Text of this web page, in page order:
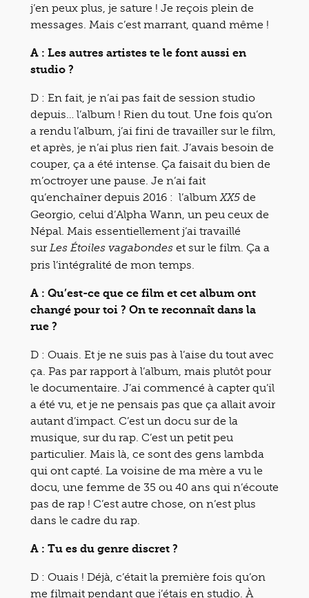
j’en peux plus, je sature ! Je reçois plein de
messages. Mais c’est marrant, quand même !
A : Les autres artistes te le font aussi en
studio ?
D : En fait, je n’ai pas fait de session studio
depuis… l’album ! Rien du tout. Une fois qu’on
a rendu l’album, j’ai fini de travailler sur le film,
et après, je n’ai plus rien fait. J’avais besoin de
couper, ça a été intense. Ça faisait du bien de
m’octroyer une pause. Je n’ai fait
qu’enchaîner depuis 2016 : l’album XX5 de
Georgio, celui d’Alpha Wann, un peu ceux de
Népal. Mais essentiellement j’ai travaillé
surLes Étoiles vagabondes et sur le film. Ça a
pris l’intégralité de mon temps.
A : Qu’est-ce que ce film et cet album ont
changé pour toi ? On te reconnaît dans la
rue ?
D : Ouais. Et je ne suis pas à l’aise du tout avec
ça. Pas par rapport à l’album, mais plutôt pour
le documentaire. J’ai commencé à capter qu’il
a été vu, et je ne pensais pas que ça allait avoir
autant d’impact. C’est un docu sur de la
musique, sur du rap. C’est un petit peu
particulier. Mais là, ce sont des gens lambda
qui ont capté. La voisine de ma mère a vu le
docu, une femme de 35 ou 40 ans qui n’écoute
pas de rap ! C’est autre chose, on n’est plus
dans le cadre du rap.
A : Tu es du genre discret ?
D : Ouais ! Déjà, c’était la première fois qu’on
me filmait pendant que j’étais en studio. À